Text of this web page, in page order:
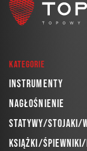
Kategorie
Instrumenty
Nagłośnienie
Statywy/Stojaki/
Książki/